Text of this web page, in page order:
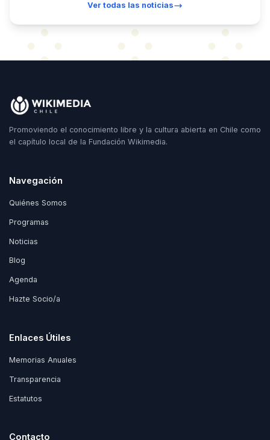
Ver todas las noticias
Promoviendo el conocimiento libre y la cultura abierta en Chile como
el capítulo local de la Fundación Wikimedia.
Navegación
Quiénes Somos
Programas
Noticias
Blog
Agenda
Hazte Socio/a
Enlaces Útiles
Memorias Anuales
Transparencia
Estatutos
Contacto